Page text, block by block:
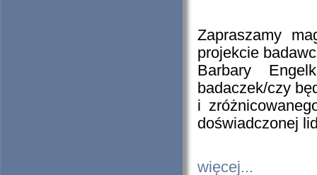
Zapraszamy
projekcie
Barbary
badaczek/czy
i
doświadczonej
więcej...